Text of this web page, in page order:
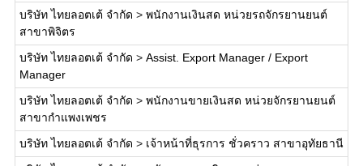
บริษัท ไทยลอตเต้ จำกัด > พนักงานเงินสด หน่วยรถจักรยานยนต์
สาขาพิจิตร
บริษัท ไทยลอตเต้ จำกัด > Assist. Export Manager / Export
Manager
บริษัท ไทยลอตเต้ จำกัด > พนักงานขายเงินสด หน่วยจักรยานยนต์
สาขากำแพงเพชร
บริษัท ไทยลอตเต้ จำกัด > เจ้าหน้าที่ธุรการ ชั่วคราว สาขาอุทัยธานี